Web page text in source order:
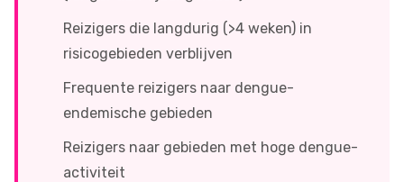
Reizigers die langdurig (>4 weken) in
risicogebieden verblijven
Frequente reizigers naar dengue-
endemische gebieden
Reizigers naar gebieden met hoge dengue-
activiteit